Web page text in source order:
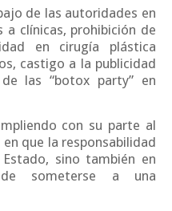
de las autoridades en
a clínicas, prohibición de
en cirugía plástica
castigo a la publicidad
las “botox party” en
con su parte al
que la responsabilidad
sino también en
someterse a una